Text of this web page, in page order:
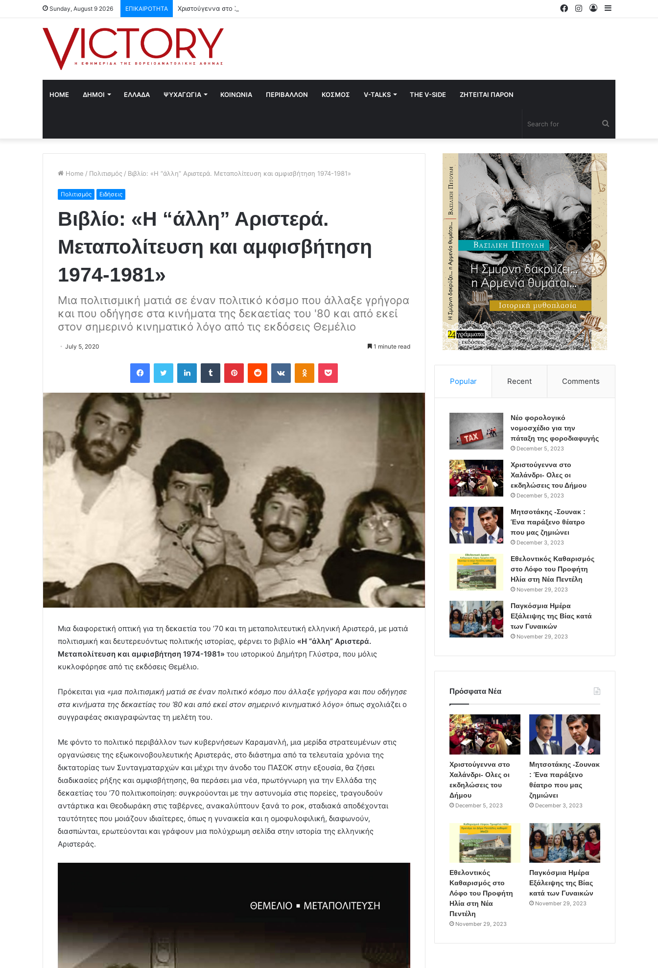
Sunday, August 9 2026 ΕΠΙΚΑΙΡΟΤΗΤΑ Χριστούγεννα στο Χαλάνδρι- Ολες οι εκδηλώσεις του Δήμου
Log
Instagram
Facebook
HOME ΔΗΜΟΙ ΕΛΛΑΔΑ ΨΥΧΑΓΩΓΙΑ ΚΟΙΝΩΝΙΑ ΠΕΡΙΒΑΛΛΟΝ ΚΟΣΜΟΣ V-TALKS THE V-SIDE ΖΗΤΕΙΤΑΙ ΠΑΡΟΝ
Home / Πολιτισμός / Βιβλίο: «Η “άλλη” Αριστερά. Μεταπολίτευση και αμφισβήτηση 1974-1981»
Πολιτισμός Ειδήσεις
Βιβλίο: «Η “άλλη” Αριστερά.
Μεταπολίτευση και αμφισβήτηση
1974-1981»
Μια πολιτισμική ματιά σε έναν πολιτικό κόσμο που άλλαξε γρήγορα
και που οδήγησε στα κινήματα της δεκαετίας του '80 και από εκεί
στον σημερινό κινηματικό λόγο από τις εκδόσεις Θεμέλιο
July 5, 2020 1 minute read
Μια διαφορετική οπτική για τη δεκαετία του ’70 και τη μεταπολιτευτική ελληνική Αριστερά, με ματιά
πολιτισμική και δευτερευόντως πολιτικής ιστορίας, φέρνει το βιβλίο «Η “άλλη” Αριστερά.
Μεταπολίτευση και αμφισβήτηση 1974-1981» του ιστορικού Δημήτρη Γλύστρα, που μόλις
κυκλοφόρησε από τις εκδόσεις Θεμέλιο.
Πρόκειται για «μια πολιτισμική ματιά σε έναν πολιτικό κόσμο που άλλαξε γρήγορα και που οδήγησε
στα κινήματα της δεκαετίας του ’80 και από εκεί στον σημερινό κινηματικό λόγο» όπως σχολιάζει ο
συγγραφέας σκιαγραφώντας τη μελέτη του.
Με φόντο το πολιτικό περιβάλλον των κυβερνήσεων Καραμανλή, μια μερίδα στρατευμένων στις
οργανώσεις της εξωκοινοβουλευτικής Αριστεράς, στο διάστημα από τα τελευταία χρόνια της
δικτατορίας των Συνταγματαρχών και μέχρι την άνοδο του ΠΑΣΟΚ στην εξουσία, θα ζήσει
διαδικασίες ρήξης και αμφισβήτησης, θα περάσει μια νέα, πρωτόγνωρη για την Ελλάδα της
δεκαετίας του ’70 πολιτικοποίηση: συγκρούονται με την αστυνομία στις πορείες, τραγουδούν
αντάρτικα και Θεοδωράκη στις ταβέρνες, ανακαλύπτουν ξανά το ροκ, σταδιακά αποδέχονται
ταυτότητες που μοιάζουν ιδιαίτερες, όπως η γυναικεία και η ομοφυλοφιλική, διαφωνούν,
διασπώνται, ερωτεύονται και γράφουν μια πολύχρωμη σελίδα στην ιστορία της ελληνικής
Αριστεράς.
Popular Recent Comments
Νέο φορολογικό
νομοσχέδιο για την
πάταξη της φοροδιαφυγής
December 5, 2023
Χριστούγεννα στο
Χαλάνδρι- Ολες οι
εκδηλώσεις του Δήμου
December 5, 2023
Μητσοτάκης -Σουνακ :
Ένα παράξενο θέατρο
που μας ζημιώνει
December 3, 2023
Εθελοντικός Καθαρισμός
στο Λόφο του Προφήτη
Ηλία στη Νέα Πεντέλη
November 29, 2023
Παγκόσμια Ημέρα
Εξάλειψης της Βίας κατά
των Γυναικών
November 29, 2023
Πρόσφατα Νέα
Χριστούγεννα στο
Χαλάνδρι- Ολες οι
εκδηλώσεις του
Δήμου
December 5, 2023
Μητσοτάκης -Σουνακ
: Ένα παράξενο
θέατρο που μας
ζημιώνει
December 3, 2023
Εθελοντικός
Καθαρισμός στο
Λόφο του Προφήτη
Ηλία στη Νέα
Πεντέλη
November 29, 2023
Παγκόσμια Ημέρα
Εξάλειψης της Βίας
κατά των Γυναικών
November 29, 2023